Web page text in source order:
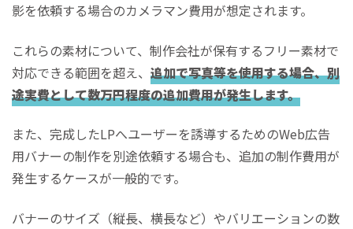
影を依頼する場合のカメラマン費用が想定されます。
これらの素材について、制作会社が保有するフリー素材で
対応できる範囲を超え、 追加で写真等を使用する場合、別
途実費として数万円程度の追加費用が発生します。
また、完成したLPへユーザーを誘導するためのWeb広告
用バナーの制作を別途依頼する場合も、追加の制作費用が
発生するケースが一般的です。
バナーのサイズ（縦長、横長など）やバリエーションの数